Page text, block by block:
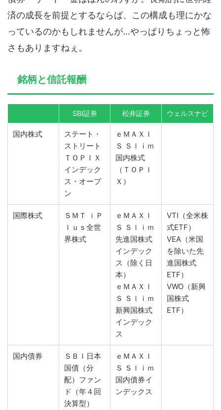
済の成長を前提とするならば、この構成も理にかな
っているのかもしれませんが…やっぱりちょっと怖
さもありますねぇ。
銘柄と信託報酬
SBI証券 松井証券 ウェルスナビ
国内株式
ステート・
ストリート
ＴＯＰＩＸ
インデック
ス・オープ
ン
ｅＭＡＸＩ
Ｓ Ｓｌｉｍ
国内株式
（ＴＯＰＩ
Ｘ）
国際株式
ＳＭＴ ｉＰ
ｌｕｓ全世
界株式
ｅＭＡＸＩ
Ｓ Ｓｌｉｍ
先進国株式
インデック
ス（除く日
本）
ｅＭＡＸＩ
Ｓ Ｓｌｉｍ
新興国株式
インデック
ス
VTI（全米株
式ETF）
VEA（米国
を除いた先
進国株式
ETF）
VWO（新興
国株式
ETF）
国内債券
ＳＢＩ日本
国債（分
配）ファン
ド（年４回
決算型）
ｅＭＡＸＩ
Ｓ Ｓｌｉｍ
国内債券イ
ンデックス